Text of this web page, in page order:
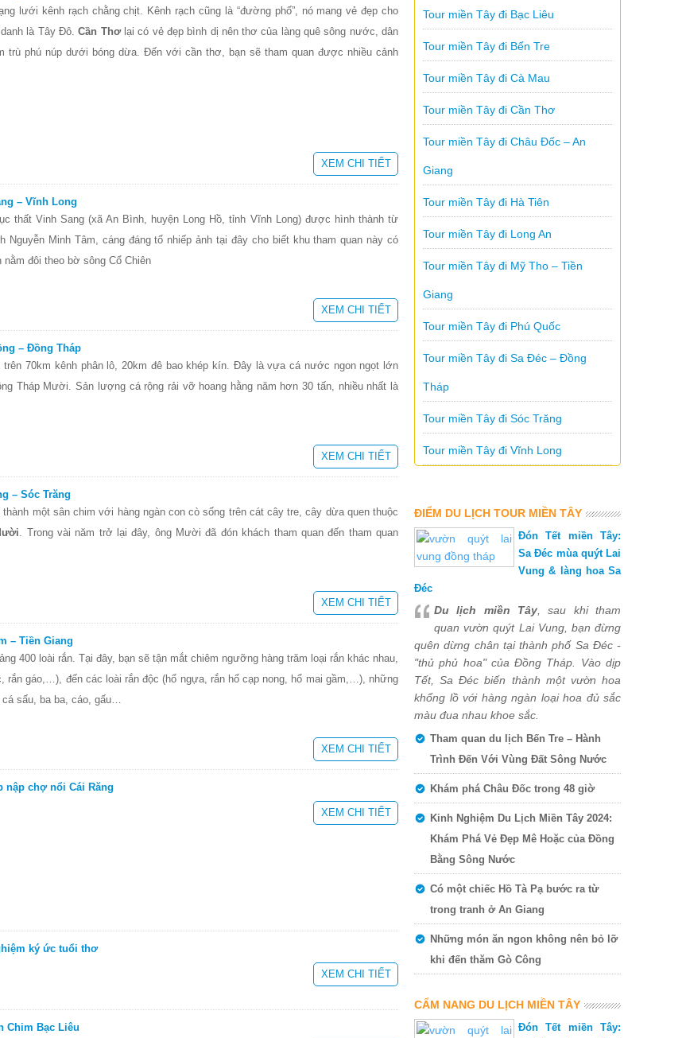
lưới kênh rạch chằng chịt. Kênh rạch cũng là “đường phố”, nó mang vẻ đẹp cho
là Tây Đô.Cần Thơlại có vẻ đẹp bình dị nên thơ của làng quê sông nước, dân
trù phú núp dưới bóng dừa. Đến với cần thơ, bạn sẽ tham quan được nhiều cảnh
XEM CHI TIẾT
– Vĩnh Long
thất Vinh Sang (xã An Bình, huyện Long Hồ, tỉnh Vĩnh Long) được hình thành từ
Nguyễn Minh Tâm, cáng đáng tổ nhiếp ảnh tại đây cho biết khu tham quan này có
đôi theo bờ sông Cổ Chiên
XEM CHI TIẾT
– Đồng Tháp
trên 70km kênh phân lô, 20km đê bao khép kín. Đây là vựa cá nước ngon ngọt lớn
Tháp Mười. Sản lượng cá rộng rải vỡ hoang hằng năm hơn 30 tấn, nhiều nhất là
XEM CHI TIẾT
– Sóc Trăng
một sân chim với hàng ngàn con cò sống trên cát cây tre, cây dừa quen thuộc
. Trong vài năm trở lại đây, ông Mười đã đón khách tham quan đến tham quan
XEM CHI TIẾT
– Tiền Giang
400 loài rắn. Tại đây, bạn sẽ tận mắt chiêm ngưỡng hàng trăm loại rắn khác nhau,
rắn gáo,…), đến các loài rắn độc (hổ ngựa, rắn hổ cạp nong, hổ mai gầm,…), những
cá sấu, ba ba, cáo, gấu…
XEM CHI TIẾT
nập chợ nổi Cái Răng
XEM CHI TIẾT
ký ức tuổi thơ
XEM CHI TIẾT
Chim Bạc Liêu
Tour miền Tây đi Bạc Liêu
Tour miền Tây đi Bến Tre
Tour miền Tây đi Cà Mau
Tour miền Tây đi Cần Thơ
Tour miền Tây đi Châu Đốc – An
Giang
Tour miền Tây đi Hà Tiên
Tour miền Tây đi Long An
Tour miền Tây đi Mỹ Tho – Tiền
Giang
Tour miền Tây đi Phú Quốc
Tour miền Tây đi Sa Đéc – Đồng
Tháp
Tour miền Tây đi Sóc Trăng
Tour miền Tây đi Vĩnh Long
ĐIỂM DU LỊCH TOUR MIỀN TÂY
Đón Tết miền Tây:
Sa Đéc mùa quýt Lai
Vung & làng hoa Sa
Đéc
Du lịch miền Tây , sau khi tham
quan vườn quýt Lai Vung, bạn đừng
quên dừng chân tại thành phố Sa Đéc -
"thủ phủ hoa" của Đồng Tháp. Vào dịp
Tết, Sa Đéc biến thành một vườn hoa
khổng lồ với hàng ngàn loại hoa đủ sắc
màu đua nhau khoe sắc.
Tham quan du lịch Bến Tre – Hành
Trình Đến Với Vùng Đất Sông Nước
Khám phá Châu Đốc trong 48 giờ
Kinh Nghiệm Du Lịch Miền Tây 2024:
Khám Phá Vẻ Đẹp Mê Hoặc của Đồng
Bằng Sông Nước
Có một chiếc Hồ Tà Pạ bước ra từ
trong tranh ở An Giang
Những món ăn ngon không nên bỏ lỡ
khi đến thăm Gò Công
CẨM NANG DU LỊCH MIỀN TÂY
Đón Tết miền Tây: